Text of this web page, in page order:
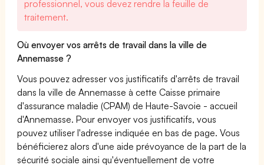
professionnel, vous devez rendre la feuille de
traitement.
Où envoyer vos arrêts de travail dans la ville de
Annemasse ?
Vous pouvez adresser vos justificatifs d'arrêts de travail
dans la ville de Annemasse à cette Caisse primaire
d'assurance maladie (CPAM) de Haute-Savoie - accueil
d'Annemasse. Pour envoyer vos justificatifs, vous
pouvez utiliser l'adresse indiquée en bas de page. Vous
bénéficierez alors d'une aide prévoyance de la part de la
sécurité sociale ainsi qu'éventuellement de votre